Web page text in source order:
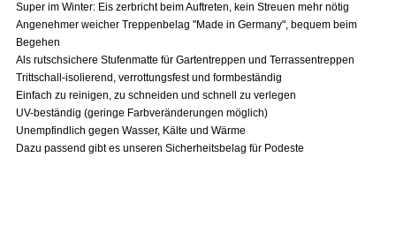
Super im Winter: Eis zerbricht beim Auftreten, kein Streuen mehr nötig
Angenehmer weicher Treppenbelag "Made in Germany", bequem beim
Begehen
Als rutschsichere Stufenmatte für Gartentreppen und Terrassentreppen
Trittschall-isolierend, verrottungsfest und formbeständig
Einfach zu reinigen, zu schneiden und schnell zu verlegen
UV-beständig (geringe Farbveränderungen möglich)
Unempfindlich gegen Wasser, Kälte und Wärme
Dazu passend gibt es unseren Sicherheitsbelag für Podeste